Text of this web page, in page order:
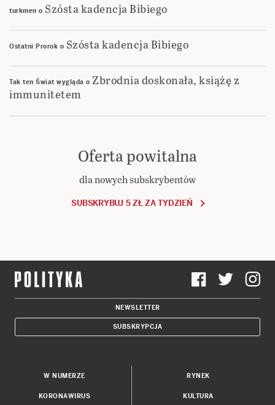
turkmen o Szósta kadencja Bibiego
Ostatni Prorok o Szósta kadencja Bibiego
Tak ten Świat wygląda o Zbrodnia doskonała, książę z
immunitetem
Oferta powitalna
dla nowych subskrybentów
SUBSKRYBUJ 5 ZŁ ZA TYDZIEŃ
NEWSLETTER
SUBSKRYPCJA
W NUMERZE
KORONAWIRUS
RYNEK
KULTURA